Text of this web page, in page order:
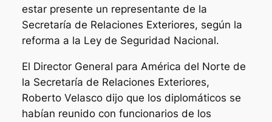
estar presente un representante de la
Secretaría de Relaciones Exteriores, según la
reforma a la Ley de Seguridad Nacional.
El Director General para América del Norte de
la Secretaría de Relaciones Exteriores,
Roberto Velasco dijo que los diplomáticos se
habían reunido con funcionarios de los